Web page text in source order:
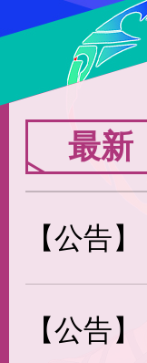
最新
【公告】
【公告】